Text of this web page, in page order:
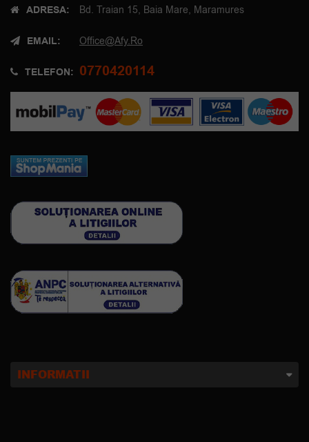
ADRESA: Bd. Traian 15, Baia Mare, Maramures
EMAIL: Office@afy.ro
TELEFON: 0770420114
INFORMATII